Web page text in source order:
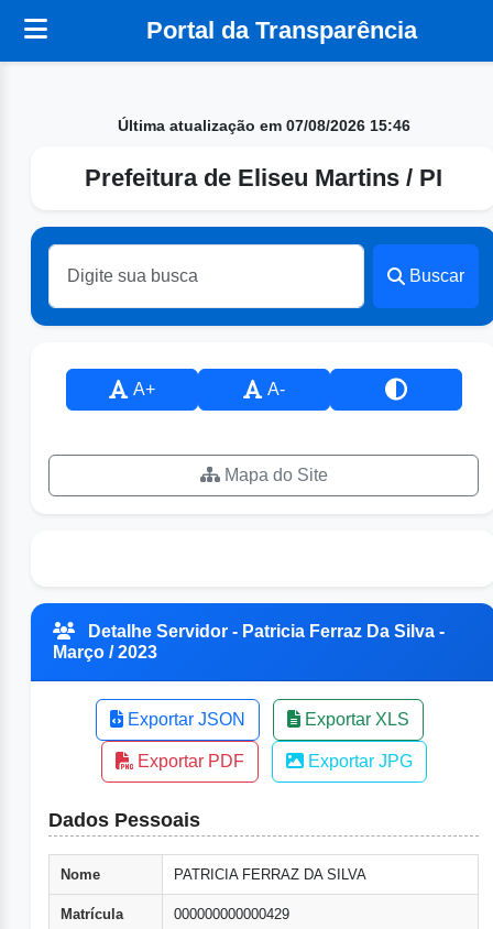
Portal da Transparência
Última atualização em 07/08/2026 15:46
Prefeitura de Eliseu Martins / PI
Buscar
A+ A-
Mapa do Site
Detalhe Servidor - Patricia Ferraz Da Silva -
Março / 2023
Exportar JSON Exportar XLS
Exportar PDF Exportar JPG
Dados Pessoais
Nome PATRICIA FERRAZ DA SILVA
Matrícula 000000000000429